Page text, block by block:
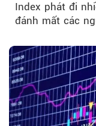
Index phát đi
đánh mất các